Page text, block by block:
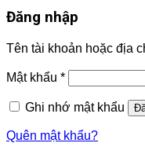
Đăng nhập
Tên tài khoản hoặc địa
Mật khẩu *
Ghi nhớ mật khẩu
Quên mật khẩu?